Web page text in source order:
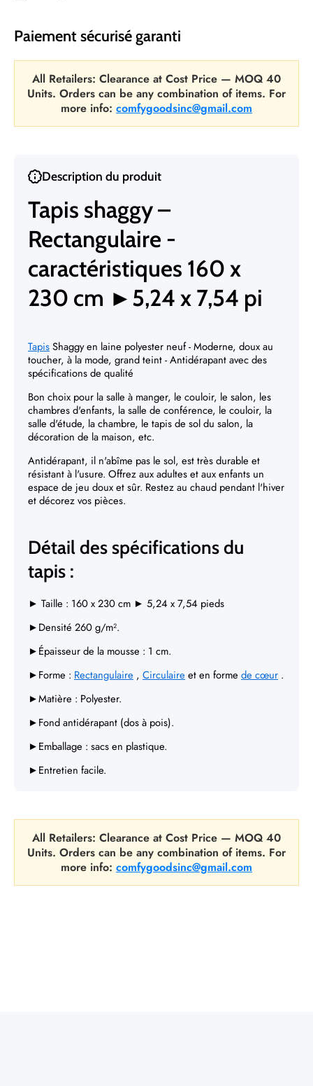
Paiement sécurisé garanti
All Retailers: Clearance at Cost Price — MOQ 40
Units. Orders can be any combination of items. For
more info: comfygoodsinc@gmail.com
Description du produit
Tapis shaggy –
Rectangulaire -
caractéristiques 160 x
230 cm ►5,24 x 7,54 pi
TapisShaggy en laine polyester neuf - Moderne, doux au
toucher, à la mode, grand teint - Antidérapant avec des
spécifications de qualité
Bon choix pour la salle à manger, le couloir, le salon, les
chambres d'enfants, la salle de conférence, le couloir, la
salle d'étude, la chambre, le tapis de sol du salon, la
décoration de la maison, etc.
Antidérapant, il n'abîme pas le sol, est très durable et
résistant à l'usure. Offrez aux adultes et aux enfants un
espace de jeu doux et sûr. Restez au chaud pendant l'hiver
et décorez vos pièces.
Détail des spécifications du
tapis :
► Taille : 160 x 230 cm ► 5,24 x 7,54 pieds
►Densité 260 g/m².
►Épaisseur de la mousse : 1 cm.
►Forme : Rectangulaire , Circulaire et en forme de cœur .
►Matière : Polyester.
►Fond antidérapant (dos à pois).
►Emballage : sacs en plastique.
►Entretien facile.
All Retailers: Clearance at Cost Price — MOQ 40
Units. Orders can be any combination of items. For
more info: comfygoodsinc@gmail.com